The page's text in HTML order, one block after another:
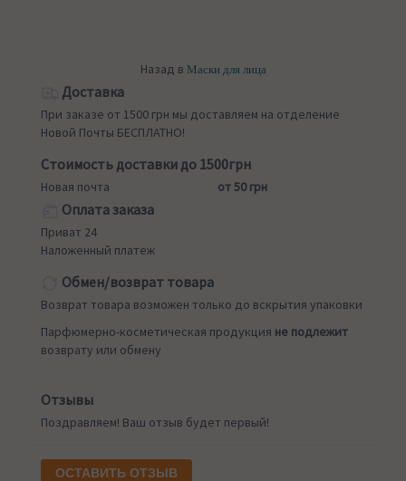
Назад в Маски для лица
Доставка
При заказе от 1500 грн мы доставляем на отделение
Новой Почты БЕСПЛАТНО!
Стоимость доставки до 1500грн
Новая почта от 50 грн
Оплата заказа
Приват 24
Наложенный платеж
Обмен/возврат товара
Возврат товара возможен только до вскрытия упаковки
Парфюмерно-косметическая продукция не подлежит
возврату или обмену
Отзывы
Поздравляем! Ваш отзыв будет первый!
ОСТАВИТЬ ОТЗЫВ